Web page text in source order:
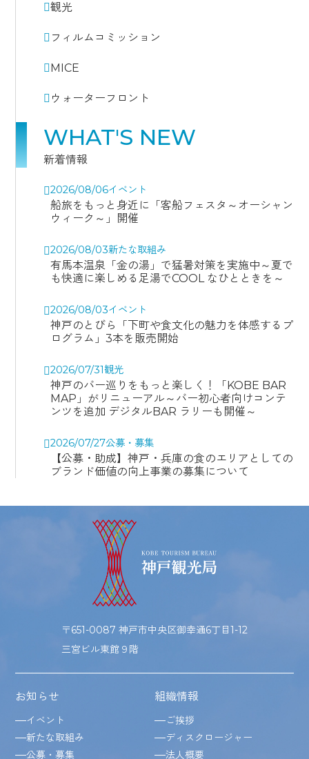
観光
フィルムコミッション
MICE
ウォーターフロント
WHAT'S NEW
新着情報
2026/08/06イベント
船旅をもっと身近に「客船フェスタ～オーシャン
ウィーク～」開催
2026/08/03新たな取組み
有馬本温泉「金の湯」で猛暑対策を実施中～夏で
も快適に楽しめる足湯でCOOL なひとときを～
2026/08/03イベント
神戸のとびら「下町や食文化の魅力を体感するプ
ログラム」3本を販売開始
2026/07/31観光
神戸のバー巡りをもっと楽しく！「KOBE BAR
MAP」がリニューアル～バー初心者向けコンテ
ンツを追加 デジタルBAR ラリーも開催～
2026/07/27公募・募集
【公募・助成】神戸・兵庫の食のエリアとしての
ブランド価値の向上事業の募集について
〒651-0087 神戸市中央区御幸通6丁目1-12
三宮ビル東館９階
お知らせ
イベント
新たな取組み
公募・募集
組織情報
ご挨拶
ディスクロージャー
法人概要